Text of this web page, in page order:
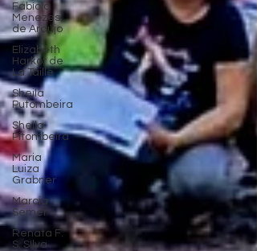
Fabíola
Menezes
de Araújo
Elizabeth
Harkot de
La Taille
Sheila
Putombeira
Sheila
Pitombeira
Maria
Luiza
Grabner
Marcia
Semer
Renata F.
S. SIlva